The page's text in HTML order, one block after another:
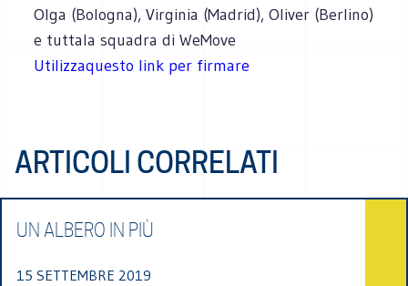
Olga (Bologna), Virginia (Madrid), Oliver (Berlino)
e tuttala squadra di WeMove
Utilizzaquesto link per firmare
ARTICOLI CORRELATI
UN ALBERO IN PIÙ
15 SETTEMBRE 2019